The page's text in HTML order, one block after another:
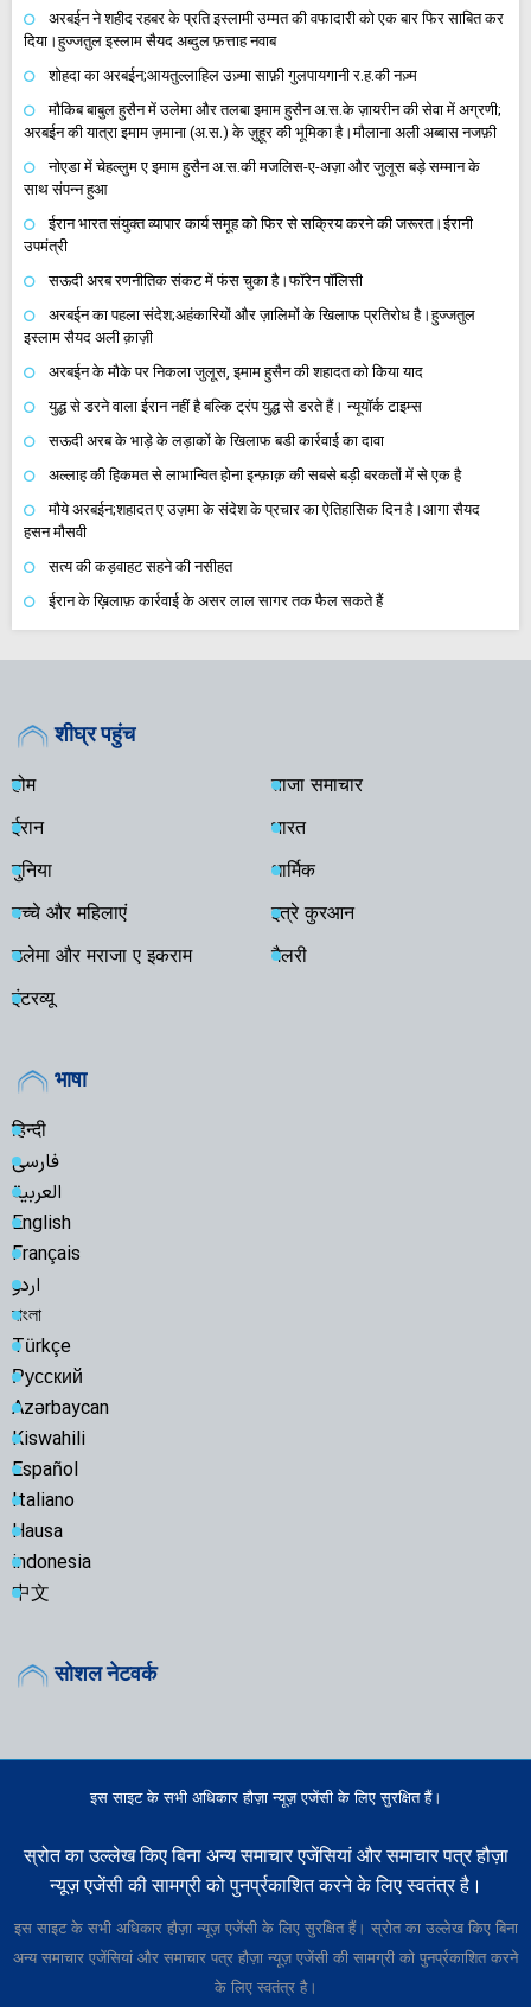
अरबईन ने शहीद रहबर के प्रति इस्लामी उम्मत की वफादारी को एक बार फिर साबित कर
दिया।हुज्जतुल इस्लाम सैयद अब्दुल फ़त्ताह नवाब
शोहदा का अरबईन;आयतुल्लाहिल उज़्मा साफ़ी गुलपायगानी र.ह.की नज़्म
मौकिब बाबुल हुसैन में उलेमा और तलबा इमाम हुसैन अ.स.के ज़ायरीन की सेवा में अग्रणी;
अरबईन की यात्रा इमाम ज़माना (अ.स.) के ज़ुहूर की भूमिका है।मौलाना अली अब्बास नजफ़ी
नोएडा में चेहल्लुम ए इमाम हुसैन अ.स.की मजलिस-ए-अज़ा और जुलूस बड़े सम्मान के
साथ संपन्न हुआ
ईरान भारत संयुक्त व्यापार कार्य समूह को फिर से सक्रिय करने की जरूरत।ईरानी
उपमंत्री
सऊदी अरब रणनीतिक संकट में फंस चुका है।फॉरेन पॉलिसी
अरबईन का पहला संदेश;अहंकारियों और ज़ालिमों के खिलाफ प्रतिरोध है।हुज्जतुल
इस्लाम सैयद अली क़ाज़ी
अरबईन के मौके पर निकला जुलूस, इमाम हुसैन की शहादत को किया याद
युद्ध से डरने वाला ईरान नहीं है बल्कि ट्रंप युद्ध से डरते हैं। न्यूयॉर्क टाइम्स
सऊदी अरब के भाड़े के लड़ाकों के खिलाफ बडी कार्रवाई का दावा
अल्लाह की हिकमत से लाभान्वित होना इन्फ़ाक़ की सबसे बड़ी बरकतों में से एक है
मौये अरबईन;शहादत ए उज़मा के संदेश के प्रचार का ऐतिहासिक दिन है।आगा सैयद
हसन मौसवी
सत्य की कड़वाहट सहने की नसीहत
ईरान के ख़िलाफ़ कार्रवाई के असर लाल सागर तक फैल सकते हैं
शीघ्र पहुंच
होम
ताजा समाचार
ईरान
भारत
दुनिया
धार्मिक
बच्चे और महिलाएं
इत्रे कुरआन
उलेमा और मराजा ए इकराम
गैलरी
इंटरव्यू
भाषा
हिन्दी
فارسی
العربية
English
Français
اردو
বাংলা
Türkçe
Русский
Azərbaycan
Kiswahili
Español
Italiano
Hausa
indonesia
中文
सोशल नेटवर्क
इस साइट के सभी अधिकार हौज़ा न्यूज़ एजेंसी के लिए सुरक्षित हैं।
स्रोत का उल्लेख किए बिना अन्य समाचार एजेंसियां और समाचार पत्र हौज़ा
न्यूज़ एजेंसी की सामग्री को पुनर्प्रकाशित करने के लिए स्वतंत्र है।
इस साइट के सभी अधिकार हौज़ा न्यूज़ एजेंसी के लिए सुरक्षित हैं। स्रोत का उल्लेख किए बिना
अन्य समाचार एजेंसियां और समाचार पत्र हौज़ा न्यूज़ एजेंसी की सामग्री को पुनर्प्रकाशित करने
के लिए स्वतंत्र है।